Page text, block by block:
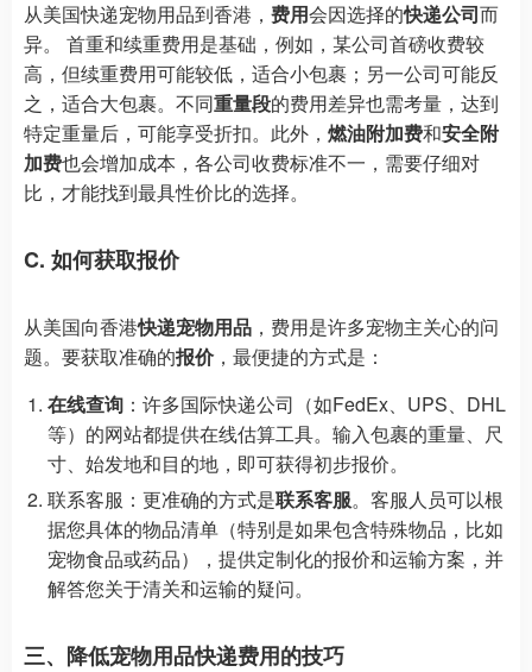
从美国快递宠物用品到香港， 费用会因选择的快递公司而
异。 首重和续重费用是基础，例如，某公司首磅收费较
高，但续重费用可能较低，适合小包裹；另一公司可能反
之，适合大包裹。不同重量段的费用差异也需考量，达到
特定重量后，可能享受折扣。此外， 燃油附加费和安全附
加费也会增加成本，各公司收费标准不一，需要仔细对
比，才能找到最具性价比的选择。
C. 如何获取报价
从美国向香港快递宠物用品 ，费用是许多宠物主关心的问
题。要获取准确的报价，最便捷的方式是：
在线查询 ：许多国际快递公司（如FedEx、UPS、DHL
等）的网站都提供在线估算工具。输入包裹的重量、尺
寸、始发地和目的地，即可获得初步报价。
联系客服：更准确的方式是联系客服。客服人员可以根
据您具体的物品清单（特别是如果包含特殊物品，比如
宠物食品或药品），提供定制化的报价和运输方案，并
解答您关于清关和运输的疑问。
三、降低宠物用品快递费用的技巧